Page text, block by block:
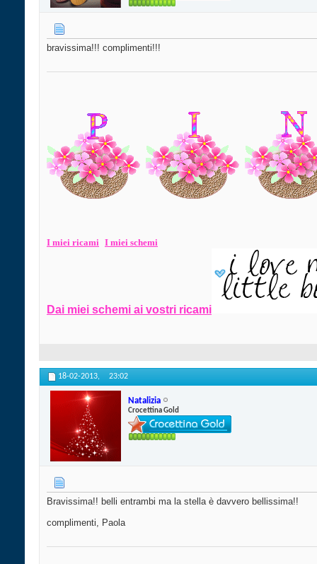
bravissima!!! complimenti!!!
I miei ricami I miei schemi
Dai miei schemi ai vostri ricami
18-02-2013, 23:02
Natalizia
Crocettina Gold
Bravissima!! belli entrambi ma la stella è davvero bellissima!!
complimenti, Paola